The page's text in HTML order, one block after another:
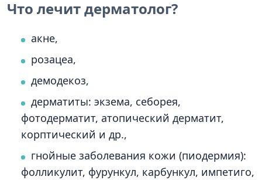
Что лечит дерматолог?
акне,
розацеа,
демодекоз,
дерматиты: экзема, себорея,
фотодерматит, атопический дерматит,
корптический и др.,
гнойные заболевания кожи (пиодермия):
фолликулит, фурункул, карбункул, импетиго,